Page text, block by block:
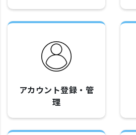
アカウント登録・管
理